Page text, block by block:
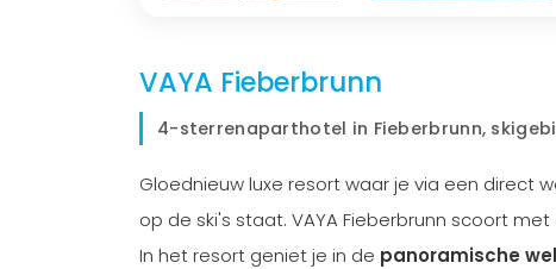
VAYA Fieberbrunn
4-sterrenaparthotel in Fieberbrunn,
Gloednieuw luxe resort waar je via een direct
op de ski's staat. VAYA Fieberbrunn scoort met
In het resort geniet je in de panoramische